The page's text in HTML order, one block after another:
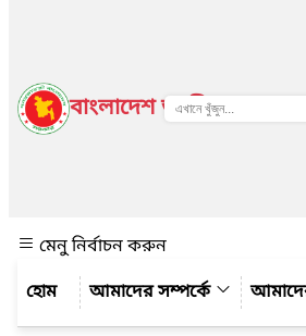
বাংলাদেশ জাতীয় তথ্য
মেনু নির্বাচন করুন
আমাদের সম্পর্কে